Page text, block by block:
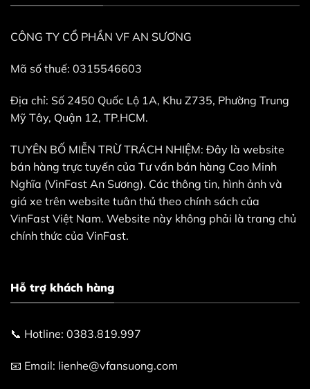
CÔNG TY CỔ PHẦN VF AN SƯƠNG
Mã số thuế: 0315546603
Địa chỉ: Số 2450 Quốc Lộ 1A, Khu Z735, Phường Trung
Mỹ Tây, Quận 12, TP.HCM.
TUYÊN BỐ MIỄN TRỪ TRÁCH NHIỆM: Đây là website
bán hàng trực tuyến của Tư vấn bán hàng Cao Minh
Nghĩa (VinFast An Sương). Các thông tin, hình ảnh và
giá xe trên website tuân thủ theo chính sách của
VinFast Việt Nam. Website này không phải là trang chủ
chính thức của VinFast.
Hỗ trợ khách hàng
📞 Hotline: 0383.819.997
📧 Email: lienhe@vfansuong.com